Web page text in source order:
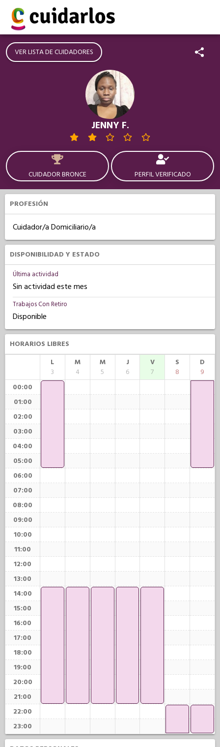
VER LISTA DE CUIDADORES
JENNY F.
CUIDADOR BRONCE PERFIL VERIFICADO
PROFESIÓN
Cuidador/a Domiciliario/a
DISPONIBILIDAD Y ESTADO
Última actividad
Sin actividad este mes
Trabajos Con Retiro
Disponible
HORARIOS LIBRES
L
3
M
4
M
5
J
6
V
7
S
8
D
9
00:00
01:00
02:00
03:00
04:00
05:00
06:00
07:00
08:00
09:00
10:00
11:00
12:00
13:00
14:00
15:00
16:00
17:00
18:00
19:00
20:00
21:00
22:00
23:00